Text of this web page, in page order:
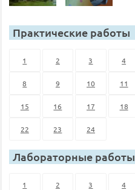
Практические работы
1 2 3 4
8 9 10 11
15 16 17 18
22 23 24
Лабораторные работы
1 2 3 4